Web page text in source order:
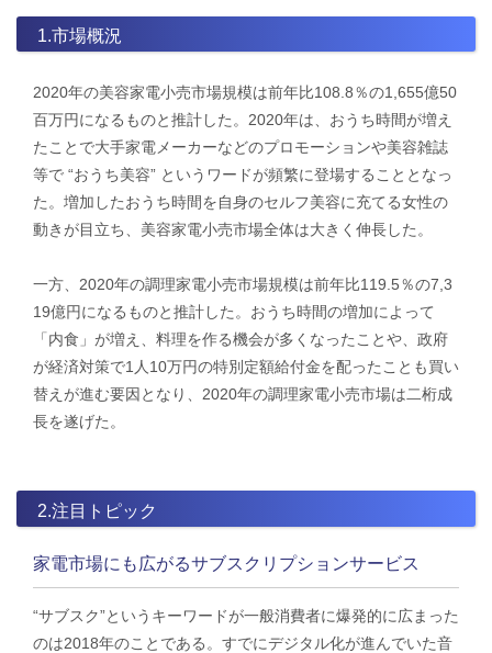
1.市場概況
2020年の美容家電小売市場規模は前年比108.8％の1,655億50
百万円になるものと推計した。2020年は、おうち時間が増え
たことで大手家電メーカーなどのプロモーションや美容雑誌
等で “おうち美容” というワードが頻繁に登場することとなっ
た。増加したおうち時間を自身のセルフ美容に充てる女性の
動きが目立ち、美容家電小売市場全体は大きく伸長した。
一方、2020年の調理家電小売市場規模は前年比119.5％の7,3
19億円になるものと推計した。おうち時間の増加によって
「内食」が増え、料理を作る機会が多くなったことや、政府
が経済対策で1人10万円の特別定額給付金を配ったことも買い
替えが進む要因となり、2020年の調理家電小売市場は二桁成
長を遂げた。
2.注目トピック
家電市場にも広がるサブスクリプションサービス
“サブスク”というキーワードが一般消費者に爆発的に広まった
のは2018年のことである。すでにデジタル化が進んでいた音